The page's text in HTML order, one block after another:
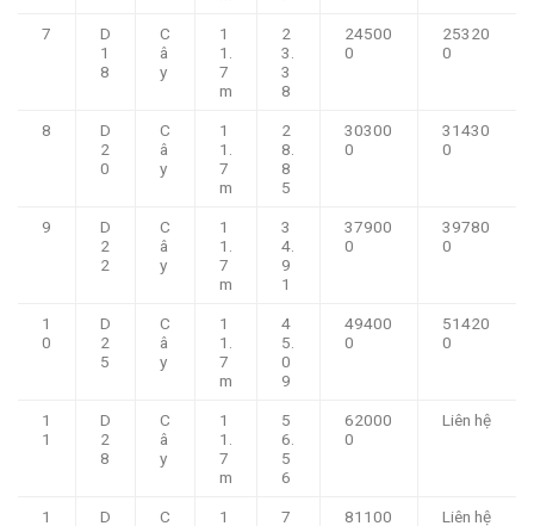
7
D
1
8
C
â
y
1
1.
7
m
2
3.
3
8
24500
0
25320
0
8
D
2
0
C
â
y
1
1.
7
m
2
8.
8
5
30300
0
31430
0
9
D
2
2
C
â
y
1
1.
7
m
3
4.
9
1
37900
0
39780
0
1
0
D
2
5
C
â
y
1
1.
7
m
4
5.
0
9
49400
0
51420
0
1
1
D
2
8
C
â
y
1
1.
7
m
5
6.
5
6
62000
0
Liên hệ
1
D
C
1
7
81100
Liên hệ